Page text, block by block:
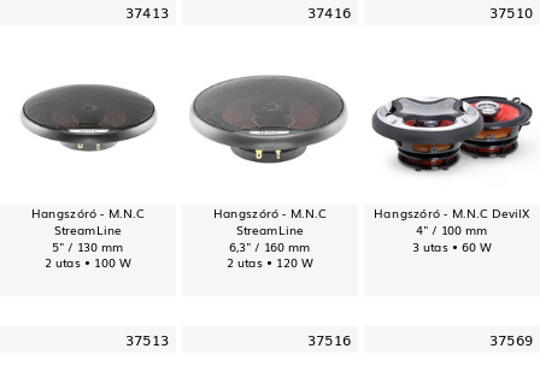
37413
Hangszóró - M.N.C
StreamLine
5" / 130 mm
2 utas • 100 W
37416
Hangszóró - M.N.C
StreamLine
6,3" / 160 mm
2 utas • 120 W
37510
Hangszóró - M.N.C DevilX
4" / 100 mm
3 utas • 60 W
37513 37516 37569